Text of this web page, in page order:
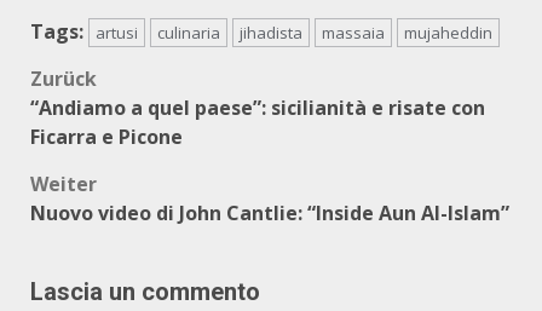
Tags: artusi culinaria jihadista massaia mujaheddin
Beitragsnavigation
Zurück
“Andiamo a quel paese”: sicilianità e risate con
Ficarra e Picone
Weiter
Nuovo video di John Cantlie: “Inside Aun Al-Islam”
Lascia un commento